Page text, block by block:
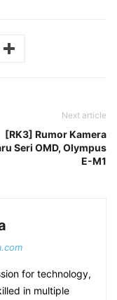
Next article
[RK3] Rumor Kamera
Seri OMD, Olympus
E-M1
for technology,
in multiple